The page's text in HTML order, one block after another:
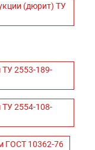
(дюрит) ТУ
2553-189-
2554-108-
ГОСТ 10362-76